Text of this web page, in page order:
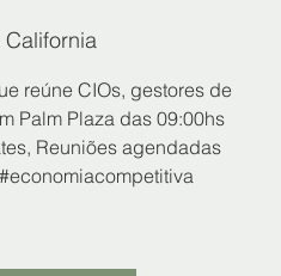
reúne CIOs, gestores de
Palm Plaza das 09:00hs
Reuniões agendadas